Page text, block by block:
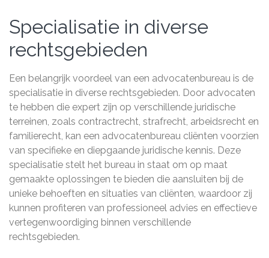
Specialisatie in diverse
rechtsgebieden
Een belangrijk voordeel van een advocatenbureau is de
specialisatie in diverse rechtsgebieden. Door advocaten
te hebben die expert zijn op verschillende juridische
terreinen, zoals contractrecht, strafrecht, arbeidsrecht en
familierecht, kan een advocatenbureau cliënten voorzien
van specifieke en diepgaande juridische kennis. Deze
specialisatie stelt het bureau in staat om op maat
gemaakte oplossingen te bieden die aansluiten bij de
unieke behoeften en situaties van cliënten, waardoor zij
kunnen profiteren van professioneel advies en effectieve
vertegenwoordiging binnen verschillende
rechtsgebieden.